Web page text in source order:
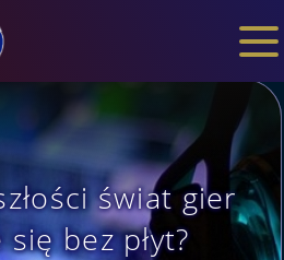
świat gier
bez płyt?